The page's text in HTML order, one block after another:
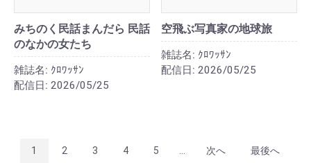
みちのく民話まんだら 民話
のなかの女たち
雑誌名: ｸﾛﾜｯｻﾝ
配信日: 2026/05/25
空飛ぶ写真家の地球旅
雑誌名: ｸﾛﾜｯｻﾝ
配信日: 2026/05/25
1 2 3 4 5 次へ 最後へ